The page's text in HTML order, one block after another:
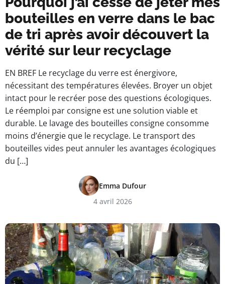
bouteilles en verre dans le bac
de tri après avoir découvert la
vérité sur leur recyclage
EN BREF Le recyclage du verre est énergivore,
nécessitant des températures élevées. Broyer un objet
intact pour le recréer pose des questions écologiques.
Le réemploi par consigne est une solution viable et
durable. Le lavage des bouteilles consigne consomme
moins d’énergie que le recyclage. Le transport des
bouteilles vides peut annuler les avantages écologiques
du […]
Emma Dufour
4 avril 2026